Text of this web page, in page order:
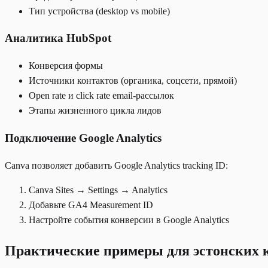
Тип устройства (desktop vs mobile)
Аналитика HubSpot
Конверсия формы
Источники контактов (органика, соцсети, прямой)
Open rate и click rate email-рассылок
Этапы жизненного цикла лидов
Подключение Google Analytics
Canva позволяет добавить Google Analytics tracking ID:
Canva Sites → Settings → Analytics
Добавьте GA4 Measurement ID
Настройте события конверсии в Google Analytics
Практические примеры для эстонских